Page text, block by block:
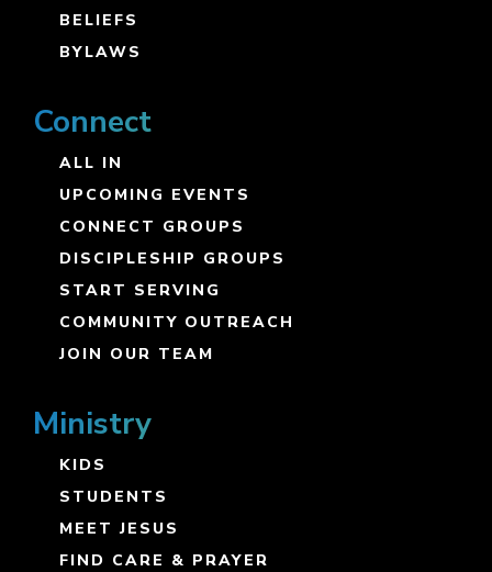
BELIEFS
BYLAWS
Connect
ALL IN
UPCOMING EVENTS
CONNECT GROUPS
DISCIPLESHIP GROUPS
START SERVING
COMMUNITY OUTREACH
JOIN OUR TEAM
Ministry
KIDS
STUDENTS
MEET JESUS
FIND CARE & PRAYER